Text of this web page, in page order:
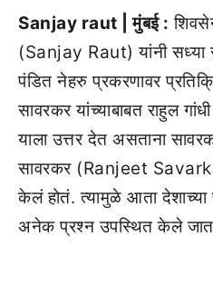
Sanjay raut | मुंबई :
(Sanjay Raut) यांनी सध्या
पंडित नेहरु प्रकरणावर
सावरकर यांच्याबाबत राहुल
याला उत्तर देत असताना
सावरकर (Ranjeet
केलं होतं. त्यामुळे आता देशाच्या
अनेक प्रश्न उपस्थित केले